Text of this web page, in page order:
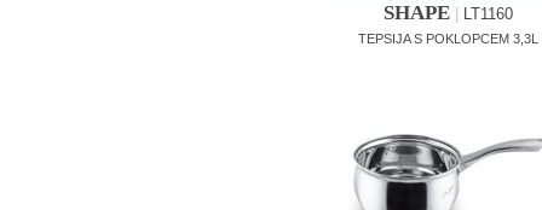
SHAPE| LT1160
TEPSIJA S POKLOPCEM 3,3L